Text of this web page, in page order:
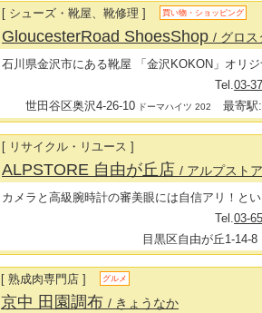
[ シューズ・靴屋、靴修理 ] 買い物・ショッピング
GloucesterRoad ShoesShop/ グロス
石川県金沢市にある靴屋 「金沢KOKON」オリ
Tel.03-
世田谷区奥沢4-26-10 ドーマハイツ 202 最寄駅:
[ リサイクル・リユース ]
ALPSTORE 自由が丘店/ アルプスト
カメラと高級腕時計の審美眼には自信アリ！と
Tel.03-
目黒区自由が丘1-14-8
[ 熟成肉専門店 ] グルメ
京中 ⽥園調布/ きょうなか